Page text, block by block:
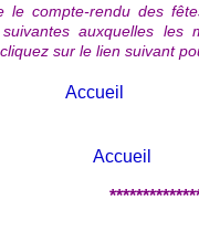
le compte-rendu des
auxquelles
sur le lien suivant
Accueil
Accueil